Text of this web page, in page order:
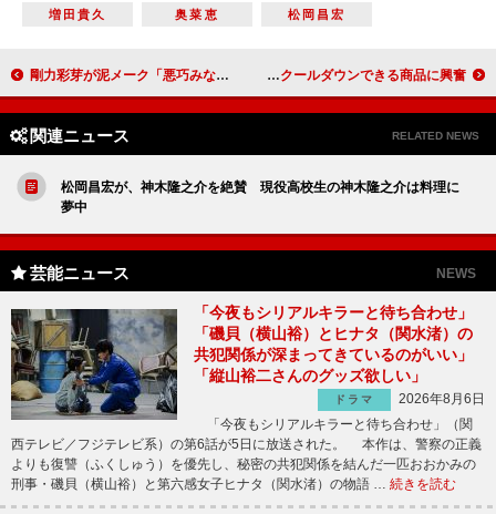
増田貴久 奥菜恵 松岡昌宏
剛力彩芽が泥メーク「悪巧みな表情を作った」 人生最大のうそは父へのバレンタインチョコ ＡＫＢ秋元と宮澤“爽やかコンビ”宣言 すぐにクールダウンできる商品に興奮
関連ニュース RELATED NEWS
松岡昌宏が、神木隆之介を絶賛 現役高校生の神木隆之介は料理に
夢中
芸能ニュース NEWS
「今夜もシリアルキラーと待ち合わせ」
「磯貝（横山裕）とヒナタ（関水渚）の
共犯関係が深まってきているのがいい」
「縦山裕二さんのグッズ欲しい」
ドラマ
2026年8月6日
「今夜もシリアルキラーと待ち合わせ」（関
西テレビ／フジテレビ系）の第6話が5日に放送された。 本作は、警察の正義
よりも復讐（ふくしゅう）を優先し、秘密の共犯関係を結んだ一匹おおかみの
刑事・磯貝（横山裕）と第六感女子ヒナタ（関水渚）の物語 … 続きを読む